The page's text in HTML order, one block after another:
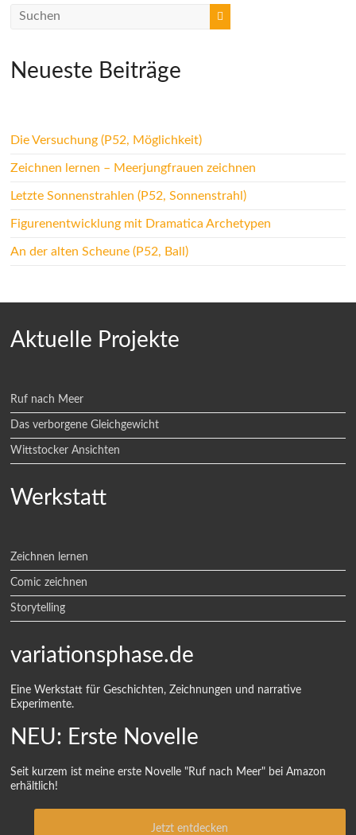
Neueste Beiträge
Die Versuchung (P52, Möglichkeit)
Zeichnen lernen – Meerjungfrauen zeichnen
Letzte Sonnenstrahlen (P52, Sonnenstrahl)
Figurenentwicklung mit Dramatica Archetypen
An der alten Scheune (P52, Ball)
Aktuelle Projekte
Ruf nach Meer
Das verborgene Gleichgewicht
Wittstocker Ansichten
Werkstatt
Zeichnen lernen
Comic zeichnen
Storytelling
variationsphase.de
Eine Werkstatt für Geschichten, Zeichnungen und narrative
Experimente.
NEU: Erste Novelle
Seit kurzem ist meine erste Novelle "Ruf nach Meer" bei Amazon
erhältlich!
Jetzt entdecken